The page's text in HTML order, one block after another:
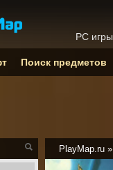
PlayMap.ru »
PC игры
Поиск предметов